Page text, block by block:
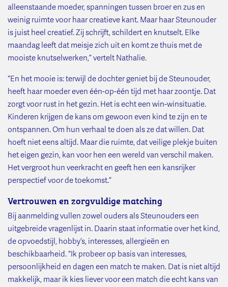
alleenstaande moeder, spanningen tussen broer en zus en
weinig ruimte voor haar creatieve kant. Maar haar Steunouder
is juist heel creatief. Zij schrijft, schildert en knutselt. Elke
maandag leeft dat meisje zich uit en komt ze thuis met de
mooiste knutselwerken,” vertelt Nathalie.
“En het mooie is: terwijl de dochter geniet bij de Steunouder,
heeft haar moeder even één-op-één tijd met haar zoontje. Dat
zorgt voor rust in het gezin. Het is echt een win-winsituatie.
Kinderen krijgen de kans om gewoon even kind te zijn en te
ontspannen. Om hun verhaal te doen als ze dat willen. Dat
hoeft niet eens altijd. Maar die ruimte, dat veilige plekje buiten
het eigen gezin, kan voor hen een wereld van verschil maken.
Het vergroot hun veerkracht en geeft hen een kansrijker
perspectief voor de toekomst.”
Vertrouwen en zorgvuldige matching
Bij aanmelding vullen zowel ouders als Steunouders een
uitgebreide vragenlijst in. Daarin staat informatie over het kind,
de opvoedstijl, hobby’s, interesses, allergieën en
beschikbaarheid. “Ik probeer op basis van interesses,
persoonlijkheid en dagen een match te maken. Dat is niet altijd
makkelijk, maar ik kies liever voor een match die echt kans van